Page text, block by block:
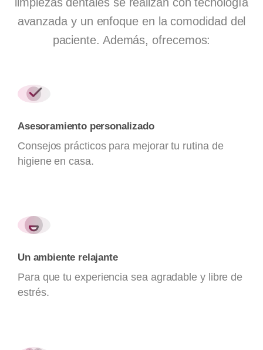
avanzada y un enfoque en la comodidad del
paciente. Además, ofrecemos:
Asesoramiento personalizado
Consejos prácticos para mejorar tu rutina de
higiene en casa.
Un ambiente relajante
Para que tu experiencia sea agradable y libre de
estrés.